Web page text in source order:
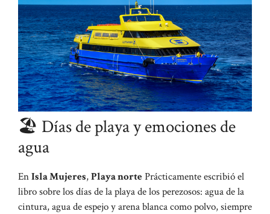
🏖 Días de playa y emociones de
agua
EnIsla Mujeres,Playa nortePrácticamente escribió el
libro sobre los días de la playa de los perezosos: agua de la
cintura, agua de espejo y arena blanca como polvo, siempre